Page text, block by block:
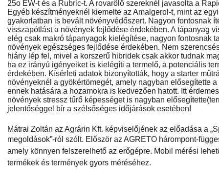
25o EW-t és a Rubric-t. A rovarölő szereknél javasolta a
Egyéb készítményeknél kiemelte az Amalgerol-t, mint az
gyakorlatban is bevált növényvédőszert. Nagyon fontosnak
visszapótlást a növények fejlődése érdekében. A tápanyag
elég csak makró tápanyagok kielégítése, nagyon fontosnak
növények egészséges fejlődése érdekében. Nem
hiány lép fel, mivel a korszerű hibridek csak akkor tudnak
ha ez irányú igényeiket is kielégíti a termelő, a potenciális
érdekében. Kísérleti adatok bizonyították, hogy a starter
növényeknél a gyökértömegét, amely nagyban elősegítette
ennek hatására a hozamokra is kedvezően hatott. Itt
növények stressz tűrő képességet is nagyban
jelentőséggel bír a szélsőséges időjárások esetében!
Mátrai Zoltán az Agrárin Kft. képviselőjének az előadása a
megoldások”-ról szólt. Először az AGRETO hárompont-füg
amely könnyen felszerelhető az erőgépre. Mobil mérési
termékek és termények gyors méréséhez.